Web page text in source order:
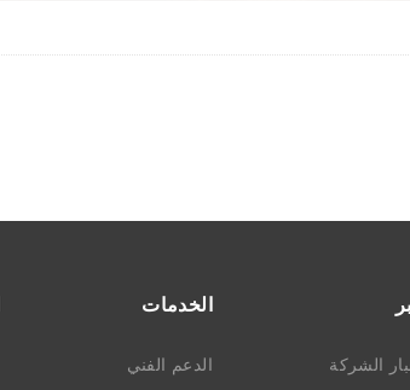
الخدمات
الدعم الفني
الشركة